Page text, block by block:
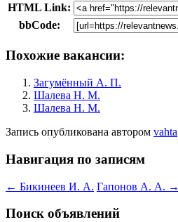
HTML Link:
bbCode:
Похожие вакансии:
Загумённый А. П.
Шалева Н. М.
Шалева Н. М.
Запись опубликована автором vahta
Навигация по записям
← Бикинеев И. А. Гапонов А. А. →
Поиск объявлений